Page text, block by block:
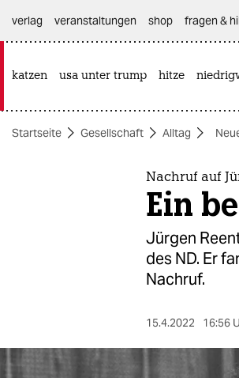
themen
berlin
verlag
veranstaltungen shop fragen &
katzen usa unter trump hitze
Startseite Gesellschaft Alltag
Nachruf auf
Ein
Jürgen
des ND. Er
Nachruf.
15.4.2022 16:56